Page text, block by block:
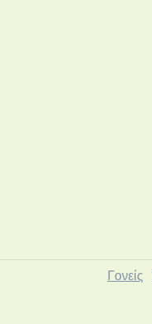
Γονείς